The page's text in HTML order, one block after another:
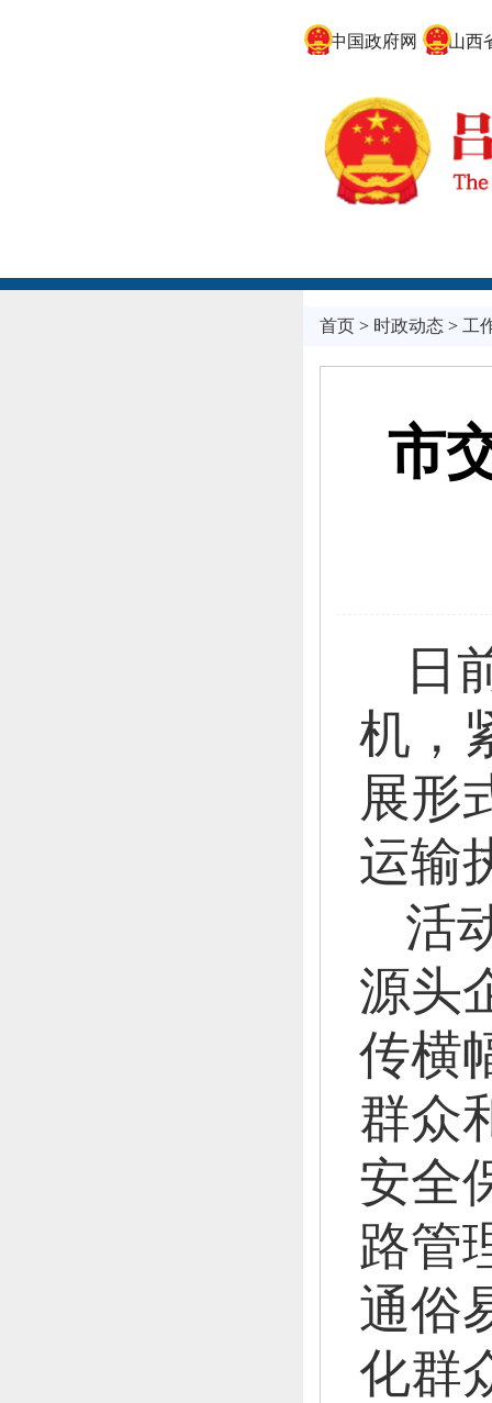
中国政府网 山西省
首页> 时政动态> 工
市
日
机，
展形
运输
活
源头
传横
群众
安全
路管
通俗
化群